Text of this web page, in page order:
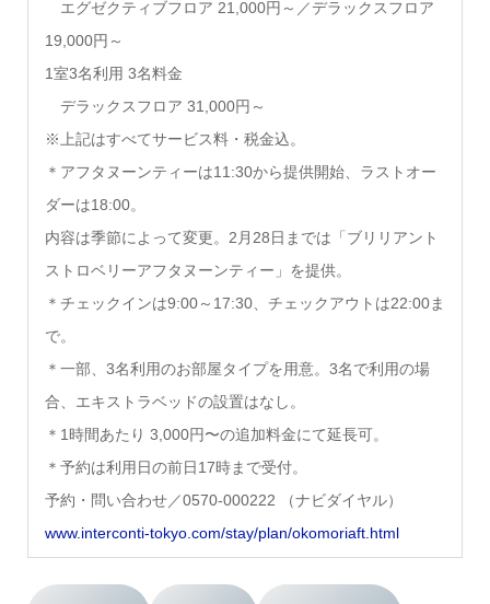
エグゼクティブフロア 21,000円～／デラックスフロア
19,000円～
1室3名利用 3名料金
デラックスフロア 31,000円～
※上記はすべてサービス料・税金込。
＊アフタヌーンティーは11:30から提供開始、ラストオー
ダーは18:00。
内容は季節によって変更。2月28日までは「ブリリアント
ストロベリーアフタヌーンティー」を提供。
＊チェックインは9:00～17:30、チェックアウトは22:00ま
で。
＊一部、3名利用のお部屋タイプを用意。3名で利用の場
合、エキストラベッドの設置はなし。
＊1時間あたり 3,000円〜の追加料金にて延長可。
＊予約は利用日の前日17時まで受付。
予約・問い合わせ／0570-000222 （ナビダイヤル）
www.interconti-tokyo.com/stay/plan/okomoriaft.html